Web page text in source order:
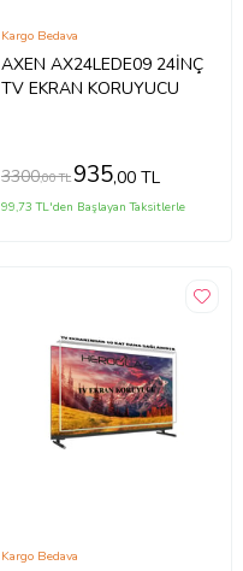
AXEN AX24LEDE09 24İNÇ
TV EKRAN KORUYUCU
Kargo Bedava
3300,00 TL 935,00 TL
99,73 TL'den Başlayan Taksitlerle
Kargo Bedava